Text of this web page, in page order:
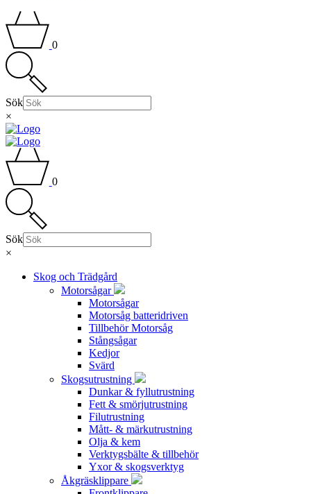
0
Sök
×
0
Sök
×
Skog och Trädgård
Motorsågar
Motorsågar
Motorsåg batteridriven
Tillbehör Motorsåg
Stångsågar
Kedjor
Svärd
Skogsutrustning
Dunkar & fyllutrustning
Fett & smörjutrustning
Filutrustning
Mått- & märkutrustning
Olja & kem
Verktygsbälte & tillbehör
Yxor & skogsverktyg
Åkgräsklippare